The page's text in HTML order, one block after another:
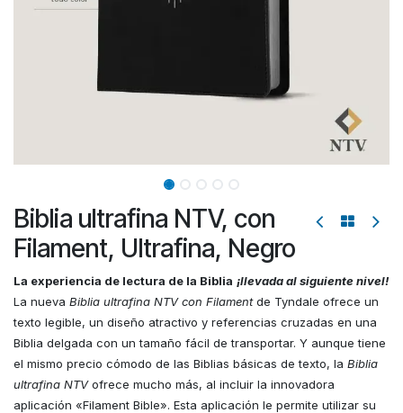
Biblia ultrafina NTV, con
Filament, Ultrafina, Negro
La experiencia de lectura de la Biblia ¡llevada al siguiente nivel!
La nueva Biblia ultrafina NTV con Filamentde Tyndale ofrece un
texto legible, un diseño atractivo y referencias cruzadas en una
Biblia delgada con un tamaño fácil de transportar. Y aunque tiene
el mismo precio cómodo de las Biblias básicas de texto, la Biblia
ultrafina NTVofrece mucho más, al incluir la innovadora
aplicación «Filament Bible». Esta aplicación le permite utilizar su